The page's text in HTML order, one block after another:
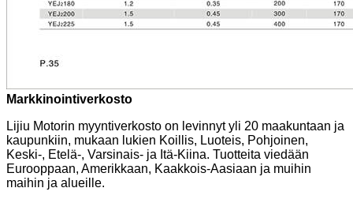
Markkinointiverkosto
Lijiu Motorin myyntiverkosto on levinnyt yli 20 maakuntaan ja
kaupunkiin, mukaan lukien Koillis, Luoteis, Pohjoinen,
Keski-, Etelä-, Varsinais- ja Itä-Kiina. Tuotteita viedään
Eurooppaan, Amerikkaan, Kaakkois-Aasiaan ja muihin
maihin ja alueille.